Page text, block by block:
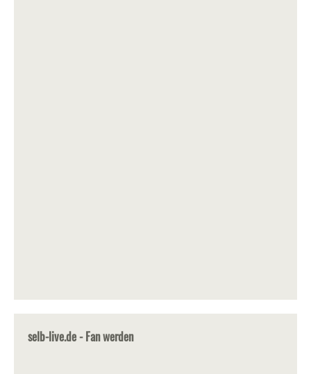
selb-live.de - Fan werden